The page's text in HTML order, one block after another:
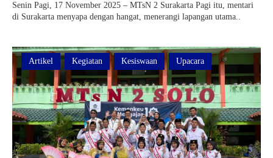
Senin Pagi, 17 November 2025 – MTsN 2 Surakarta Pagi itu, mentari
di Surakarta menyapa dengan hangat, menerangi lapangan utama..
Artikel Kegiatan Kesiswaan Upacara